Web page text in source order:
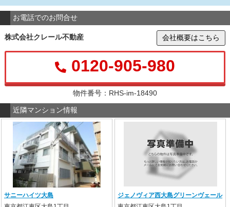
お電話でのお問合せ
株式会社クレール不動産 会社概要はこちら
0120-905-980
物件番号：RHS-im-18490
近隣マンション情報
サニーハイツ大島
ジェノヴィア西大島グリーンヴェール